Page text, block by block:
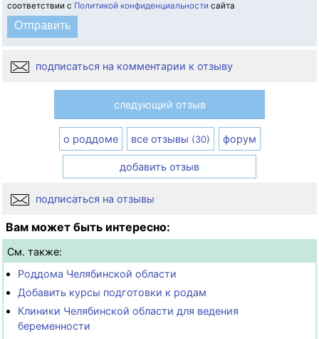
соответствии с Политикой конфиденциальности сайта
подписаться на комментарии к отзыву
следующий отзыв
о роддоме все отзывы (30) форум
добавить отзыв
подписаться на отзывы
Вам может быть интересно:
См. также:
Роддома Челябинской области
Добавить курсы подготовки к родам
Клиники Челябинской области для ведения
беременности